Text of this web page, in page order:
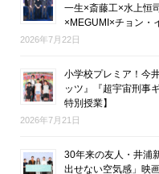
一生×斎藤工×水上恒
×MEGUMI×チョン・
2026年7月22日
小学校プレミア！今
ッツ』『超宇宙刑事
特別授業】
2026年7月21日
30年来の友人・井浦
出せない空気感」映